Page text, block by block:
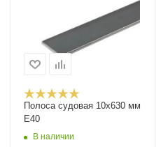
Полоса судовая 10х630 мм
E40
В наличии